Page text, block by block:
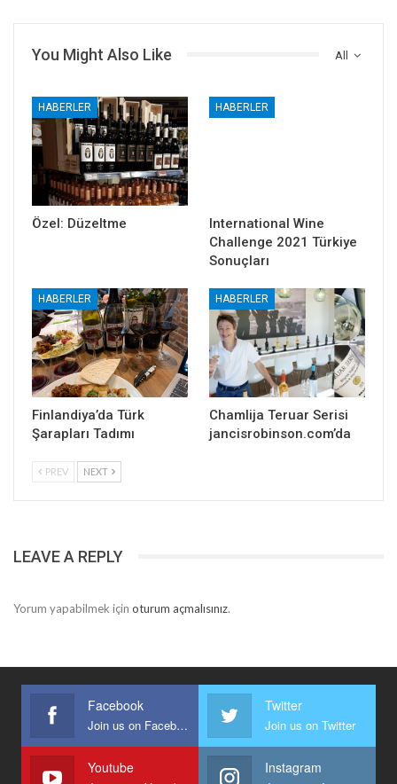
All
You Might Also Like
HABERLER
Özel: Düzeltme
HABERLER
International Wine
Challenge 2021 Türkiye
Sonuçları
HABERLER
Finlandiya’da Türk
Şarapları Tadımı
HABERLER
Chamlija Teruar Serisi
jancisrobinson.com’da
PREV NEXT
LEAVE A REPLY
Yorum yapabilmek için oturum açmalısınız.
Facebook
Join us on Facebook
Twitter
Join us on Twitter
Youtube Instagram